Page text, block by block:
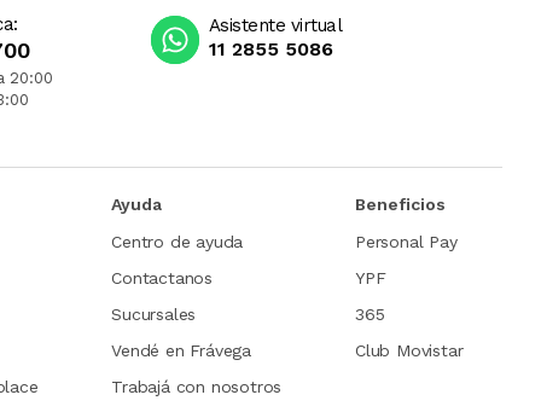
20:00
Asistente virtual
11 2855 5086
Ayuda
Centro de ayuda
Contactanos
Sucursales
Vendé en Frávega
Trabajá con nosotros
Beneficios
Personal Pay
YPF
365
Club Movistar